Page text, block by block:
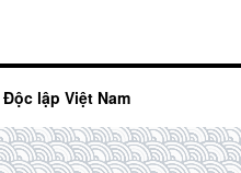
lập Việt Nam